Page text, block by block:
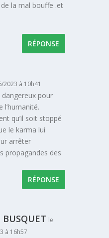
la mal bouffe .et
RÉPONSE
2023 à 10h41
pour
qu’il soit stoppé
le karma lui
arrêter
propagandes des
RÉPONSE
le
à 16h57